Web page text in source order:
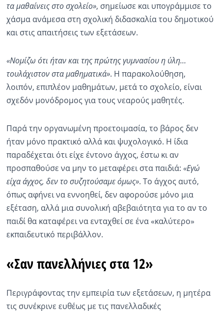
τα μαθαίνεις στο σχολείο», σημείωσε και υπογράμμισε το
χάσμα ανάμεσα στη σχολική διδασκαλία του δημοτικού
και στις απαιτήσεις των εξετάσεων.
«Νομίζω ότι ήταν και της πρώτης γυμνασίου η ύλη…
τουλάχιστον στα μαθηματικά». Η παρακολούθηση,
λοιπόν, επιπλέον μαθημάτων, μετά το σχολείο, είναι
σχεδόν μονόδρομος για τους νεαρούς μαθητές.
Παρά την οργανωμένη προετοιμασία, το βάρος δεν
ήταν μόνο πρακτικό αλλά και ψυχολογικό. Η ίδια
παραδέχεται ότι είχε έντονο άγχος, έστω κι αν
προσπαθούσε να μην το μεταφέρει στα παιδιά: «Εγώ
είχα άγχος, δεν το συζητούσαμε όμως». Το άγχος αυτό,
όπως αφήνει να εννοηθεί, δεν αφορούσε μόνο μια
εξέταση, αλλά μια συνολική αβεβαιότητα για το αν το
παιδί θα καταφέρει να ενταχθεί σε ένα «καλύτερο»
εκπαιδευτικό περιβάλλον.
«Σαν πανελλήνιες στα 12»
Περιγράφοντας την εμπειρία των εξετάσεων, η μητέρα
τις συνέκρινε ευθέως με τις πανελλαδικές